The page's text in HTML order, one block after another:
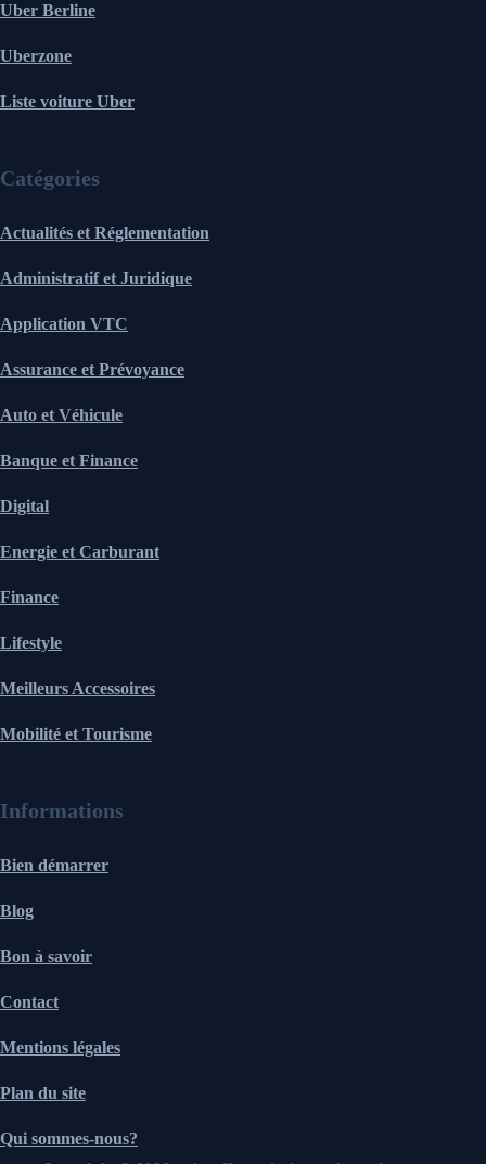
Uber Berline
Uberzone
Liste voiture Uber
Catégories
Actualités et Réglementation
Administratif et Juridique
Application VTC
Assurance et Prévoyance
Auto et Véhicule
Banque et Finance
Digital
Energie et Carburant
Finance
Lifestyle
Meilleurs Accessoires
Mobilité et Tourisme
Informations
Bien démarrer
Blog
Bon à savoir
Contact
Mentions légales
Plan du site
Qui sommes-nous?